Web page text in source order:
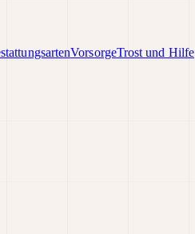
VorsorgeTrost und Hilfe